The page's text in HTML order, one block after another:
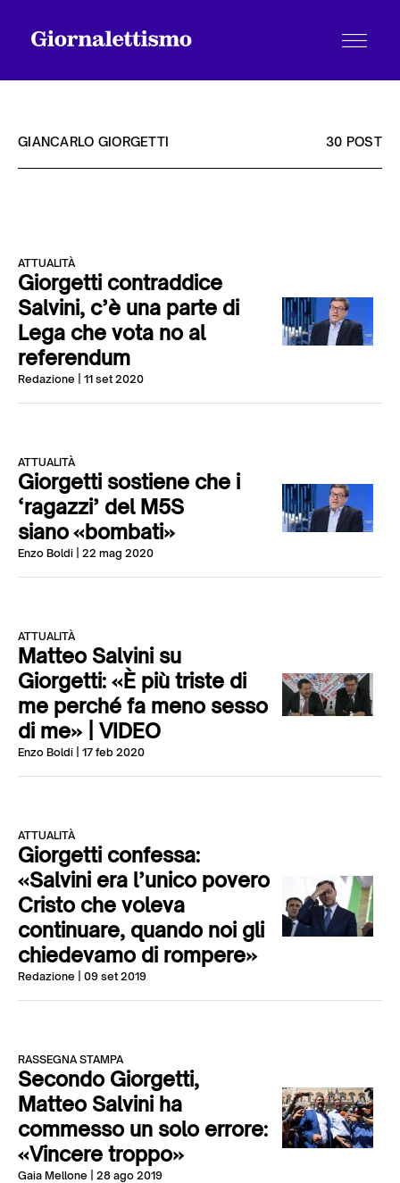
Chi siamo
Contatti
GIANCARLO GIORGETTI 30 POST
ATTUALITÀ
Giorgetti contraddice
Salvini, c’è una parte di
Lega che vota no al
referendum
Redazione | 11 set 2020
ATTUALITÀ
Giorgetti sostiene che i
‘ragazzi’ del M5S
siano «bombati»
Enzo Boldi | 22 mag 2020
ATTUALITÀ
Matteo Salvini su
Giorgetti: «È più triste di
me perché fa meno sesso
di me» | VIDEO
Enzo Boldi | 17 feb 2020
ATTUALITÀ
Giorgetti confessa:
«Salvini era l’unico povero
Cristo che voleva
continuare, quando noi gli
chiedevamo di rompere»
Redazione | 09 set 2019
RASSEGNA STAMPA
Secondo Giorgetti,
Matteo Salvini ha
commesso un solo errore:
«Vincere troppo»
Gaia Mellone | 28 ago 2019